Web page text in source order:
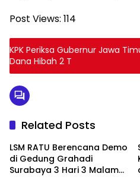
Post Views: 114
KPK Periksa Gubernur Jawa
Dana Hibah 2 T
Related Posts
LSM RATU Berencana Demo
di Gedung Grahadi
Surabaya 3 Hari 3 Malam